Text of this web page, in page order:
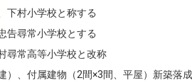
村小学校と称する
尋常小学校とする
常高等小学校と改称
、付属建物（2間×3間、平屋）新築落成